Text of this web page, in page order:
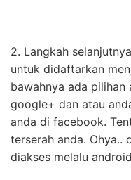
2. Langkah
untuk didaftarkan
bawahnya ada pilihan
google+ dan atau
anda di facebook.
terserah anda. Ohya..
diakses melalu